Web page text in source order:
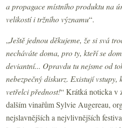
a propagace místního produktu na
velikostí i tržního významu“.
„Ještě jednou děkujeme, že si svá
necháváte doma, pro ty, kteří se
deviantní... Opravdu tu nejsme od
nebezpečný diskurz. Existují
vetřelci přednost!“ Krátká noticka v
dalším vinařům Sylvie Augereau,
nejslavnějších a nejvlivnějších